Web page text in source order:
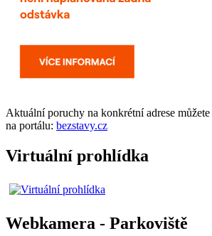
Aktuálníporuchy na konkrétní adrese
na portálu: bezstavy.cz
Virtuální prohlídka
Webkamera - Parkoviště